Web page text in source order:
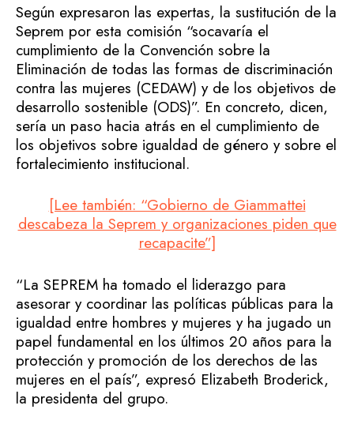
Según expresaron las expertas, la sustitución de la
Seprem por esta comisión “socavaría el
cumplimiento de la Convención sobre la
Eliminación de todas las formas de discriminación
contra las mujeres (CEDAW) y de los objetivos de
desarrollo sostenible (ODS)”. En concreto, dicen,
sería un paso hacia atrás en el cumplimiento de
los objetivos sobre igualdad de género y sobre el
fortalecimiento institucional.
[Lee también: “Gobierno de Giammattei
descabeza la Seprem y organizaciones piden que
recapacite”]
“La SEPREM ha tomado el liderazgo para
asesorar y coordinar las políticas públicas para la
igualdad entre hombres y mujeres y ha jugado un
papel fundamental en los últimos 20 años para la
protección y promoción de los derechos de las
mujeres en el país”, expresó Elizabeth Broderick,
la presidenta del grupo.